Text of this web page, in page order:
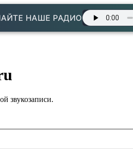
НАШЕ РАДИО
звукозаписи.